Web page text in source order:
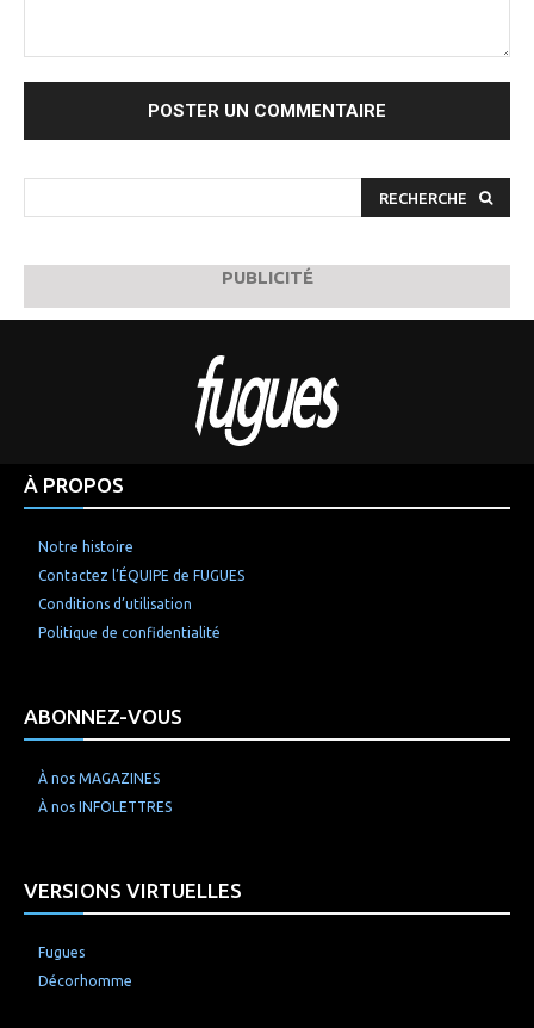
RECHERCHE
PUBLICITÉ
À PROPOS
Notre histoire
Contactez l’ÉQUIPE de FUGUES
Conditions d’utilisation
Politique de confidentialité
ABONNEZ-VOUS
À nos MAGAZINES
À nos INFOLETTRES
VERSIONS VIRTUELLES
Fugues
Décorhomme